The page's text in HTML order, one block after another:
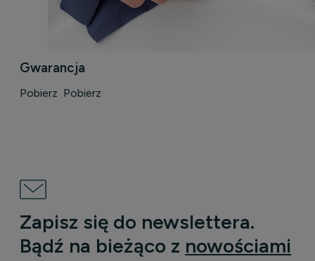
Gwarancja
Pobierz Pobierz
Zapisz się do newslettera.
Bądź na bieżąco z nowościami